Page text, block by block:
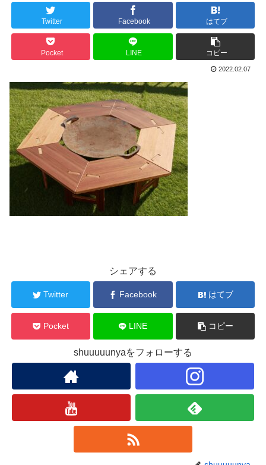
Twitter Facebook はてブ
Pocket LINE コピー
2022.02.07
シェアする
Twitter Facebook はてブ
Pocket LINE コピー
shuuuuunyaをフォローする